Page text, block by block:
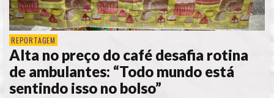
REPORTAGEM
Alta no preço do café desafia rotina
de ambulantes: “Todo mundo está
sentindo isso no bolso”